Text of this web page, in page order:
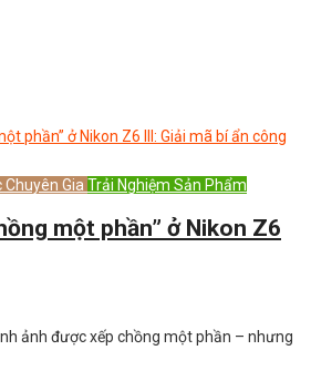
Chuyên Gia Trải Nghiệm Sản Phẩm
một phần” ở Nikon Z6
ảnh được xếp chồng một phần – nhưng